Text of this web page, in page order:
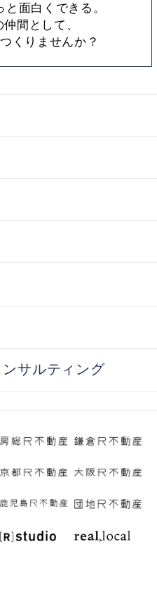
面白くできる。
間として、
くりませんか？
サルティング